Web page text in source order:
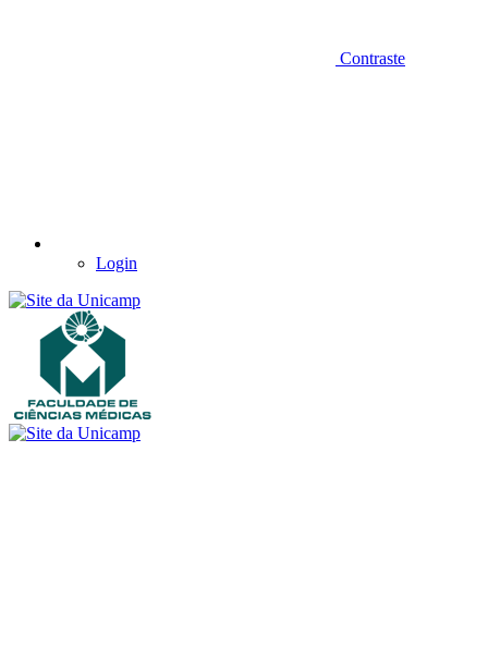
Contraste
Login